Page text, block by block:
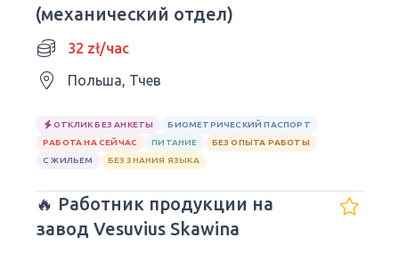
(механический отдел)
32 zł/час
Польша, Тчев
ОТКЛИК БЕЗ АНКЕТЫ
БИОМЕТРИЧЕСКИЙ ПАСПОРТ
РАБОТА НА СЕЙЧАС
ПИТАНИЕ
БЕЗ ОПЫТА РАБОТЫ
С ЖИЛЬЕМ
БЕЗ ЗНАНИЯ ЯЗЫКА
🔥 Работник продукции на
завод Vesuvius Skawina